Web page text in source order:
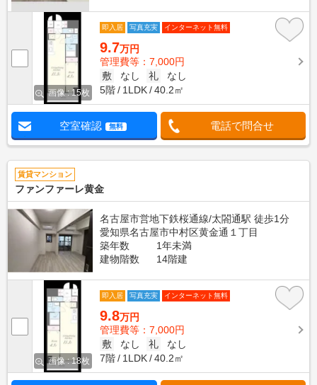
画像 : 15枚
即入居 写真充実 インターネット無料
9.7万円
管理費等：7,000円
敷
なし 礼
なし
5階
1LDK 40.2㎡
空室確認 無料 電話で問合せ
賃貸マンション
ファンファーレ黄金
名古屋市営地下鉄桜通線/太閤通駅 徒歩1分
愛知県名古屋市中村区黄金通１丁目
築年数
1年未満
建物階数
14階建
画像 : 18枚
即入居 写真充実 インターネット無料
9.8万円
管理費等：7,000円
敷
なし 礼
なし
7階
1LDK 40.2㎡